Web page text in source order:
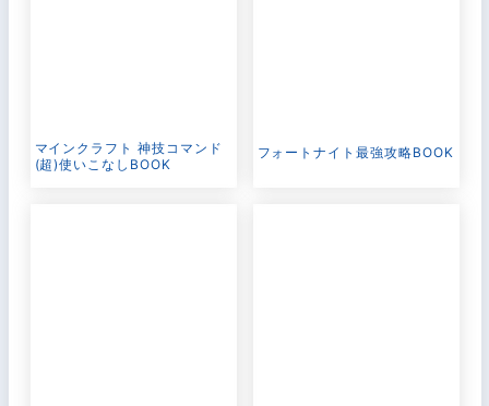
マインクラフト 神技コマンド
(超)使いこなしBOOK
フォートナイト最強攻略BOOK